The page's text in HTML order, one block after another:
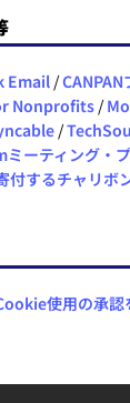
Email /CANPAN
Nonprofits /
/
ーティング・
付するチャリボ
使用の承認